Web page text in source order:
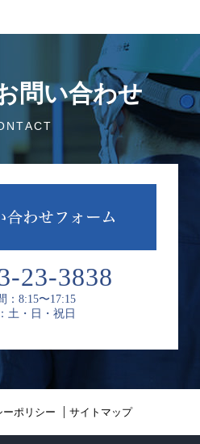
問い合わせ
23-3838
：8:15〜17:15
土・日・祝日
ーポリシー サイトマップ